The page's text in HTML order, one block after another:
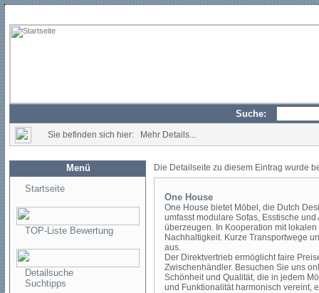
Suche:
Sie befinden sich hier: Mehr Details...
Menü
Startseite
TOP-Liste Bewertung
Detailsuche
Suchtipps
Die Detailseite zu diesem Eintrag wurde
One House
One House bietet Möbel, die Dutch
umfasst modulare Sofas, Esstische
überzeugen. In Kooperation mit
Nachhaltigkeit. Kurze Transportwege
aus.
Der Direktvertrieb ermöglicht faire
Zwischenhändler. Besuchen Sie uns
Schönheit und Qualität, die in jedem
und Funktionalität harmonisch vereint,